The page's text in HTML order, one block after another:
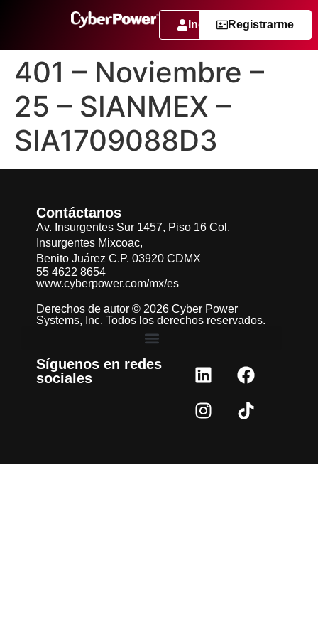
IngresarRegistrarme
401 – Noviembre –
25 – SIANMEX –
SIA1709088D3
Contáctanos
Av. Insurgentes Sur 1457, Piso 16 Col.
Insurgentes Mixcoac,
Benito Juárez C.P. 03920 CDMX
55 4622 8654
www.cyberpower.com/mx/es
Derechos de autor © 2026 Cyber Power
Systems, Inc. Todos los derechos reservados.
Síguenos en redes
sociales